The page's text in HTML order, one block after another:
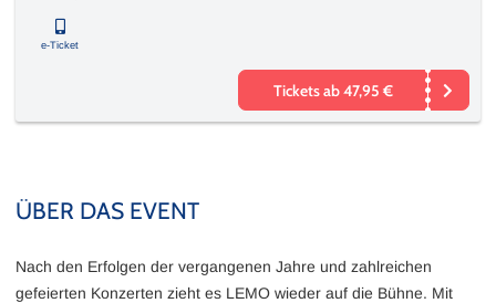
e-Ticket
Tickets ab 47,95 €
ÜBER DAS EVENT
Nach den Erfolgen der vergangenen Jahre und zahlreichen
gefeierten Konzerten zieht es LEMO wieder auf die Bühne. Mit